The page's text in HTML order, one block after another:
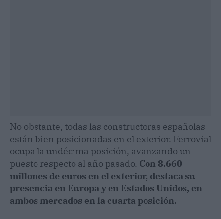
No obstante, todas las constructoras españolas
están bien posicionadas en el exterior. Ferrovial
ocupa la undécima posición, avanzando un
puesto respecto al año pasado. Con 8.660
millones de euros en el exterior, destaca su
presencia en Europa y en Estados Unidos, en
ambos mercados en la cuarta posición.